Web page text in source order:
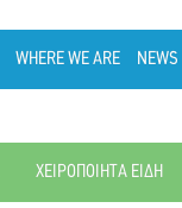
WHERE WE ARE NEWS
ΧΕΙΡΟΠΟΙΗΤΑ ΕΙΔΗ